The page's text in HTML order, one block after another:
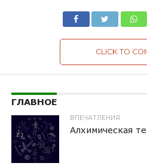
CLICK TO
ГЛАВНОЕ
ВПЕЧАТЛЕНИЯ
Алхимическая